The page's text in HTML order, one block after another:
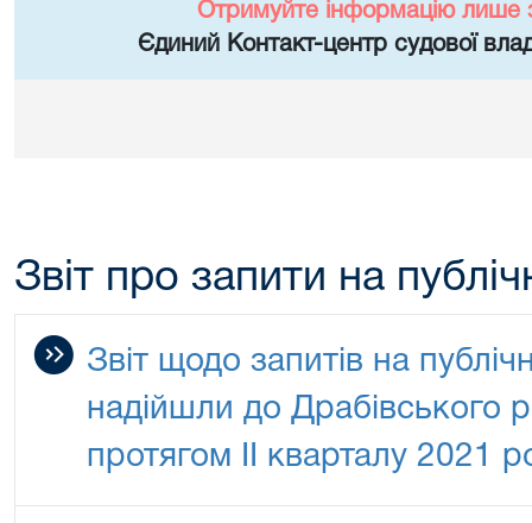
Отримуйте інформацію лише
Єдиний Контакт-центр судової
Звіт про запити на
Звіт щодо запитів на
надійшли до Драбівського
протягом ІІ кварталу 2021